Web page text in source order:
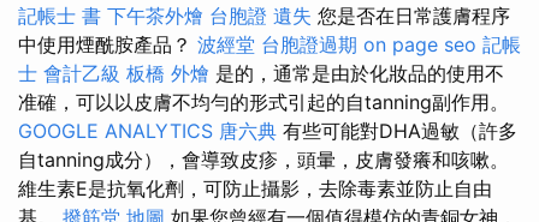
記帳士 書 下午茶外燴 台胞證 遺失 您是否在日常護膚程序
中使用煙酰胺產品？ 波經堂 台胞證過期 on page seo 記帳
士 會計乙級 板橋 外燴 是的，通常是由於化妝品的使用不
准確，可以以皮膚不均勻的形式引起的自tanning副作用。
GOOGLE ANALYTICS 唐六典 有些可能對DHA過敏（許多
自tanning成分），會導致皮疹，頭暈，皮膚發癢和咳嗽。
維生素E是抗氧化劑，可防止攝影，去除毒素並防止自由
基。 撥筋堂 地圖 如果您曾經有一個值得模仿的青銅女神，